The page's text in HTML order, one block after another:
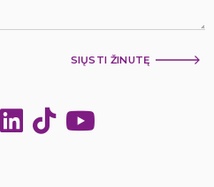
SIŲSTI ŽINUTĘ